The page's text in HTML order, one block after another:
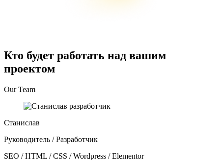
Кто будет работать над вашим
проектом
Our Team
Станислав
Руководитель / Разработчик
SEO / HTML / CSS / Wordpress / Elementor